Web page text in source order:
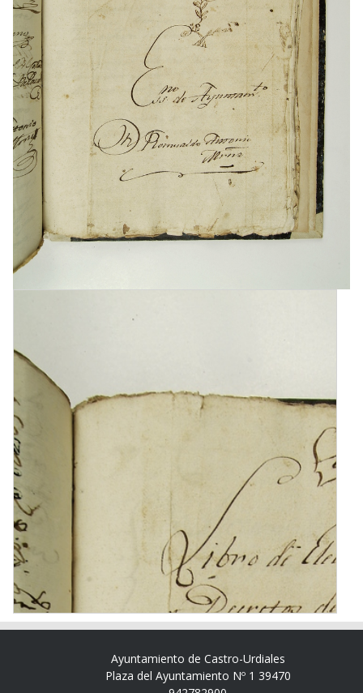
Ayuntamiento de Castro-Urdiales
Plaza del Ayuntamiento Nº 1 39470